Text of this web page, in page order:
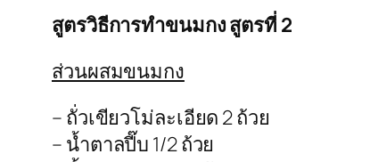
สูตรวิธีการทำขนมกง สูตรที่ 2
ส่วนผสมขนมกง
– ถั่วเขียวโม่ละเอียด 2 ถ้วย
– น้ำตาลปี๊บ 1/2 ถ้วย